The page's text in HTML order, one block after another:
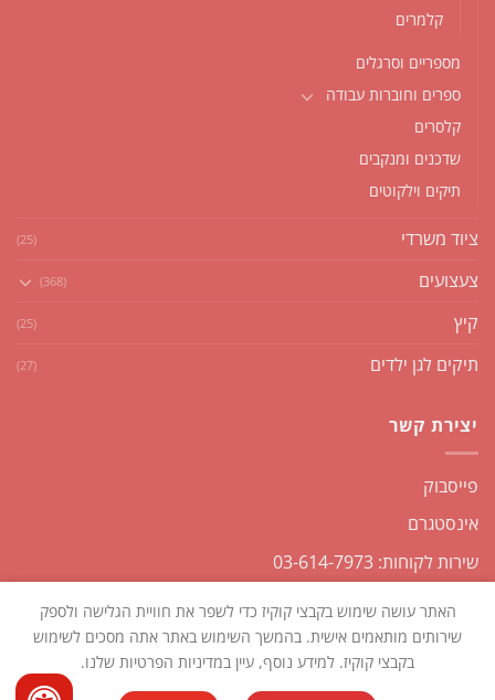
קלמרים
מספריים וסרגלים
ספרים וחוברות עבודה
קלסרים
שדכנים ומנקבים
תיקים וילקוטים
ציוד משרדי (25)
צעצועים (368)
קיץ (25)
תיקים לגן ילדים (27)
יצירת קשר
פייסבוק
אינסטגרם
שירות לקוחות: 03-614-7973
כל הזכויות שמורות2026 © שקליקו| נבנה ומנוהל על ידי WEmanage -
האתר עושה שימוש בקבצי קוקיז כדי לשפר את חוויית הגלישה ולספק
שירותים מותאמים אישית. בהמשך השימוש באתר אתה מסכים לשימוש
בקבצי קוקיז. למידע נוסף, עיין במדיניות הפרטיות שלנו.